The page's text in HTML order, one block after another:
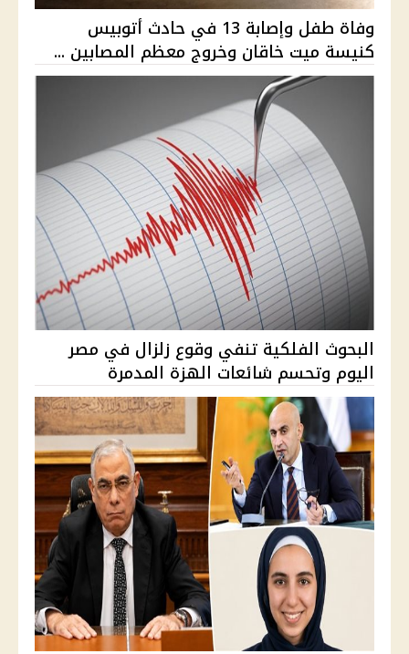
وفاة طفل وإصابة 13 في حادث أتوبيس
كنيسة ميت خاقان وخروج معظم المصابين ...
البحوث الفلكية تنفي وقوع زلزال في مصر
اليوم وتحسم شائعات الهزة المدمرة